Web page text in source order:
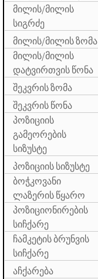
მილის/მილის
სიგრძე
მილის/მილის ზომა
მილის/მილის
დატვირთვის წონა
შეკვრის ზომა
შეკვრის წონა
პოზიციის
გამეორების
სიზუსტე
პოზიციის სიზუსტე
ბოჭკოვანი
ლაზერის წყარო
პოზიციონირების
სიჩქარე
ჩამკეტის ბრუნვის
სიჩქარე
აჩქარება